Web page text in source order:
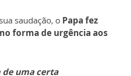
saudação, o Papa fez
forma de urgência aos
uma certa